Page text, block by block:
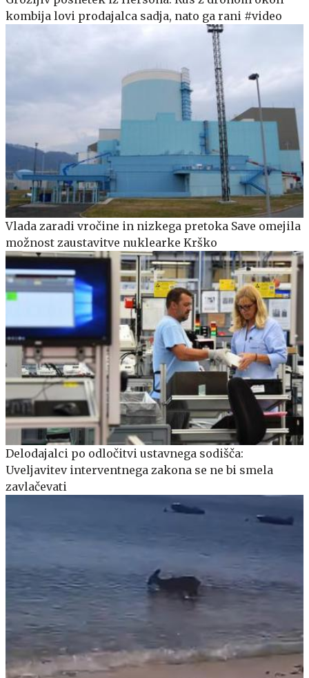
kombija lovi prodajalca sadja, nato ga rani #video
Vlada zaradi vročine in nizkega pretoka Save omejila
možnost zaustavitve nuklearke Krško
Delodajalci po odločitvi ustavnega sodišča:
Uveljavitev interventnega zakona se ne bi smela
zavlačevati